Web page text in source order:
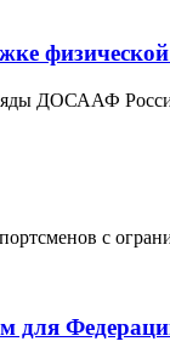
физической
ДОСААФ
с
для